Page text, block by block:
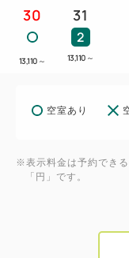
30
13,110 ～
31
2
13,110 ～
空室あり
※表示料金は予約でき
「円」です。